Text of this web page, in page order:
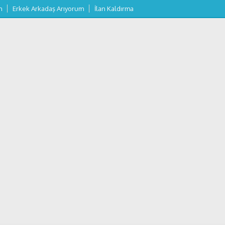
Erkek Arkadaş Arıyorum İlan Kaldırma